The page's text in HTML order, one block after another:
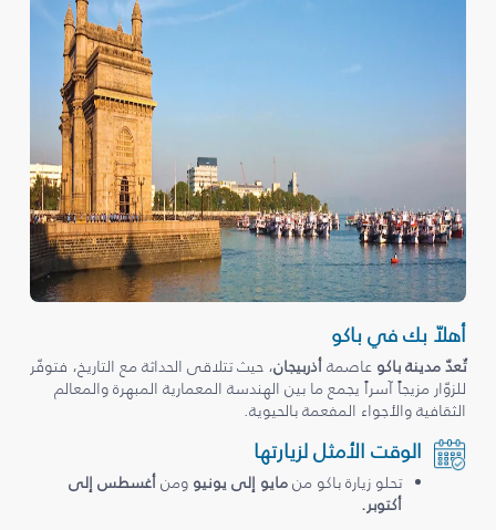
أهلاّ بك في باكو
تُعدّ مدينة باكو عاصمةأذربيجان، حيث تتلاقى الحداثة مع التاريخ، فتوفّر
للزوّار مزيجاً آسراً يجمع ما بين الهندسة المعمارية المبهرة والمعالم
الثقافية والأجواء المفعمة بالحيوية.
الوقت الأمثل لزيارتها
تحلو زيارة باكو منمايو إلى يونيو ومنأغسطس إلى
أكتوبر.